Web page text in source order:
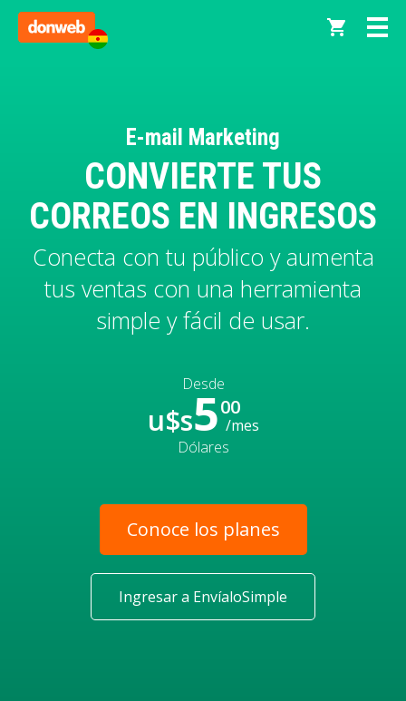
E-mail Marketing
CONVIERTE TUS
CORREOS EN INGRESOS
Conecta con tu público y aumenta
tus ventas con una herramienta
simple y fácil de usar.
Desde
u$s500
/mes
Dólares
Conoce los planes
Ingresar a EnvíaloSimple